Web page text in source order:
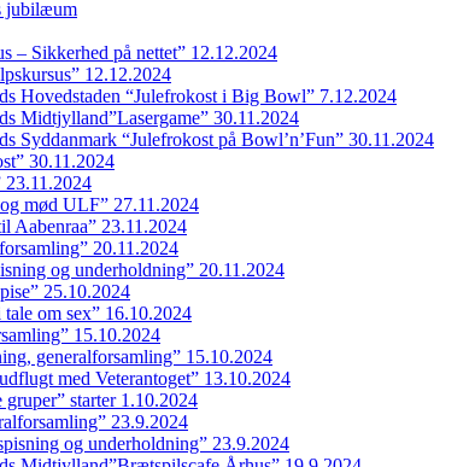
jubilæum
– Sikkerhed på nettet” 12.12.2024
12.12.2024
Hovedstaden “Julefrokost i Big Bowl” 7.12.2024
Midtjylland”Lasergame” 30.11.2024
Syddanmark “Julefrokost på Bowl’n’Fun” 30.11.2024
30.11.2024
23.11.2024
mød ULF” 27.11.2024
Aabenraa” 23.11.2024
20.11.2024
og underholdning” 20.11.2024
25.10.2024
om sex” 16.10.2024
15.10.2024
generalforsamling” 15.10.2024
med Veterantoget” 13.10.2024
starter 1.10.2024
23.9.2024
og underholdning” 23.9.2024